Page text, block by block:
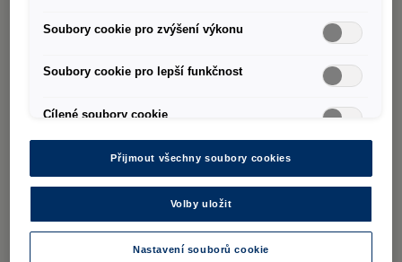
Soubory cookie pro zvýšení výkonu
Soubory cookie pro lepší funkčnost
Cílené soubory cookie
Přijmout všechny soubory cookies
Volby uložit
Nastavení souborů cookie